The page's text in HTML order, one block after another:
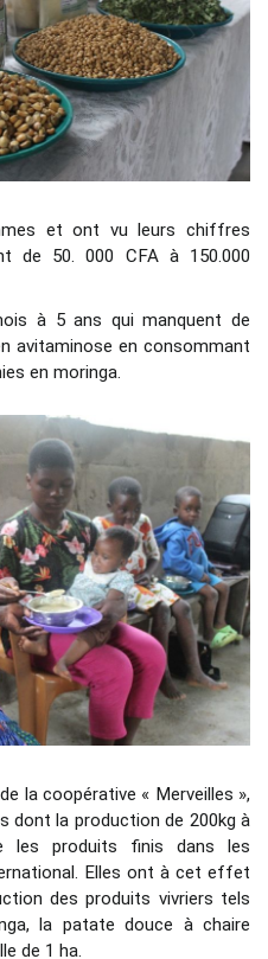
et ont vu leurs chiffres
de 50. 000 CFA à 150.000
à 5 ans qui manquent de
avitaminose en consommant
en moringa.
la coopérative « Merveilles »,
dont la production de 200kg à
les produits finis dans les
Elles ont à cet effet
des produits vivriers tels
la patate douce à chaire
de 1 ha.